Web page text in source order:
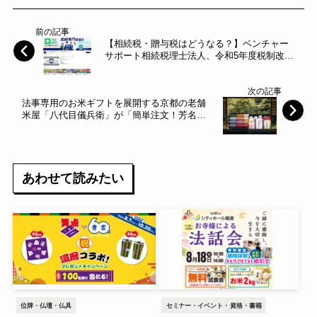
前の記事
【相続税・贈与税はどうなる？】ベンチャー
サポート相続税理士法人、令和5年度税制改正
次の記事
法事専用のお米ギフトを展開する京都の老舗
米屋「八代目儀兵衛」が「簡単注文！芳名帳
あわせて読みたい
位牌・仏壇・仏具 セミナー・イベント・資格・書籍